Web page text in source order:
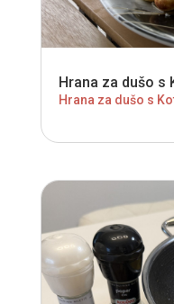
Hrana za dušo s
Hrana za dušo s